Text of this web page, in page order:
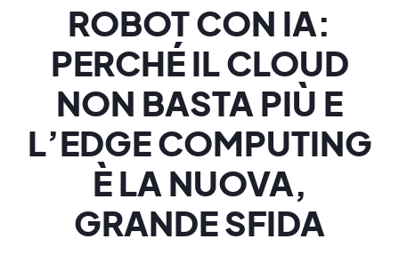
ROBOT CON IA:
PERCHÉ IL CLOUD
NON BASTA PIÙ E
L’EDGE COMPUTING
È LA NUOVA,
GRANDE SFIDA